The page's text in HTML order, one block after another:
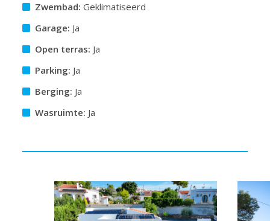
Zwembad: Geklimatiseerd
Garage: Ja
Open terras: Ja
Parking: Ja
Berging: Ja
Wasruimte: Ja